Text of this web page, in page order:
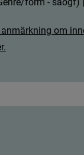
anmärkning om inn
r.